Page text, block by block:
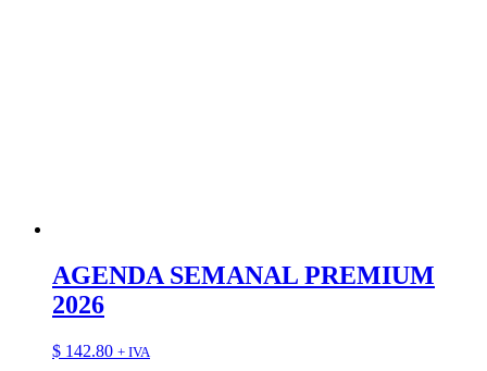
AGENDA SEMANAL PREMIUM
2026
$ 142.80 + IVA